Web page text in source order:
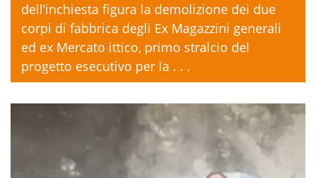
dell’inchiesta figura la demolizione dei due
corpi di fabbrica degli Ex Magazzini generali
ed ex Mercato ittico, primo stralcio del
progetto esecutivo per la . . .